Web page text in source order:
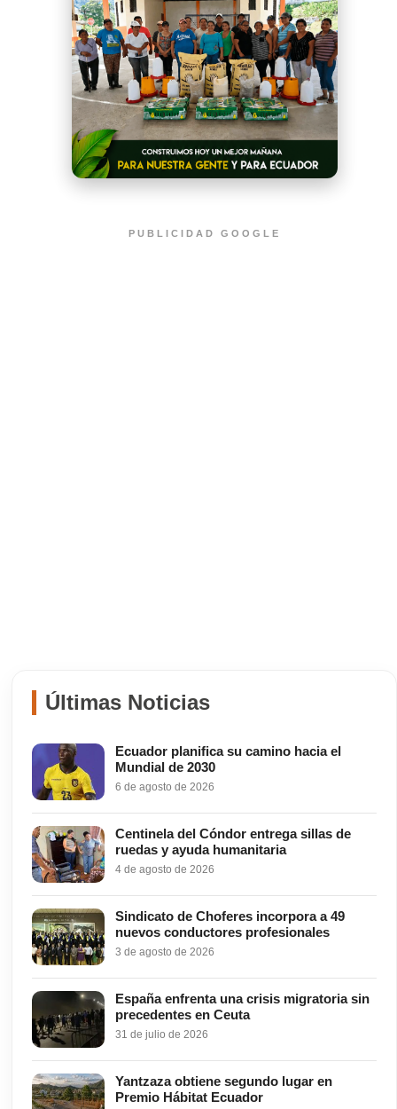
PUBLICIDAD GOOGLE
Últimas Noticias
Ecuador planifica su camino hacia el
Mundial de 2030
6 de agosto de 2026
Centinela del Cóndor entrega sillas de
ruedas y ayuda humanitaria
4 de agosto de 2026
Sindicato de Choferes incorpora a 49
nuevos conductores profesionales
3 de agosto de 2026
España enfrenta una crisis migratoria sin
precedentes en Ceuta
31 de julio de 2026
Yantzaza obtiene segundo lugar en
Premio Hábitat Ecuador